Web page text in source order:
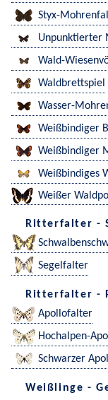
Styx-
Unpunktierter
Wald-
Waldbrettspiel
Wasser-
Weißbindiger
Weißbindiger
Weißbindiges
Weißer
Ritterfalter -
Segelfalter
Ritterfalter -
Apollofalter
Hochalpen-
Schwarzer
Weißlinge -